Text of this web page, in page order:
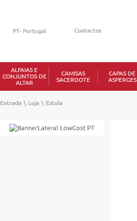
Contactos
ALFAIAS E
CONJUNTOS DE
ALTAR
CAMISAS
SACERDOTE
CAPAS DE
ASPERGES
Entrada \ Loja \ Estola